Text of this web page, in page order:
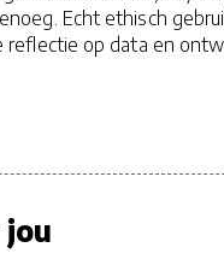
Echt ethisch
op data en
jou